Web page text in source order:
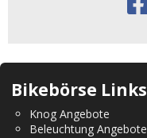
Bikebörse Links
Knog Angebote
Beleuchtung Angebote